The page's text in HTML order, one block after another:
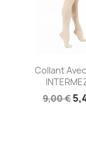
Aperçu
Collant
9,00 €